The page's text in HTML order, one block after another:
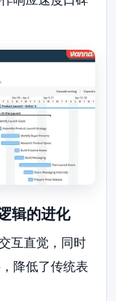
辑的进化
互直觉，同时
降低了传统表